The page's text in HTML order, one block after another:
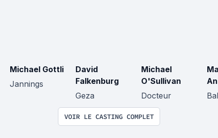
Michael Gottli
Jannings
David
Falkenburg
Geza
Michael
O'Sullivan
Docteur
VOIR LE CASTING COMPLET